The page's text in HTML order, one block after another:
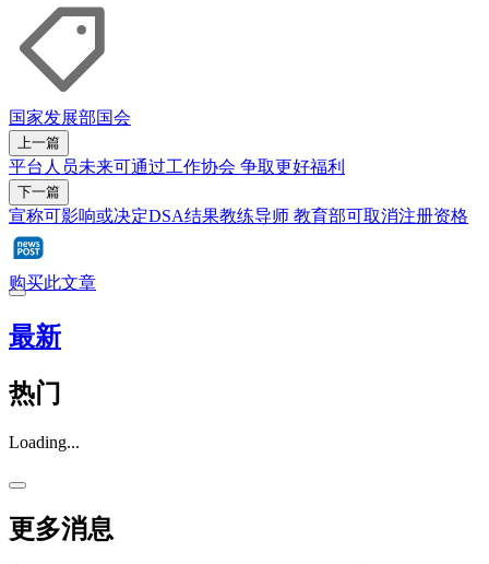
国家发展部国会
上一篇
平台人员未来可通过工作协会 争取更好福利
下一篇
宣称可影响或决定DSA结果教练导师 教育部可取消注册资格
购买此文章
最新
热门
Loading...
更多消息